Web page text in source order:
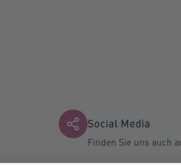
Social Media
Finden Sie uns auch